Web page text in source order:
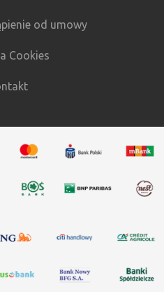
od umowy
Cookies